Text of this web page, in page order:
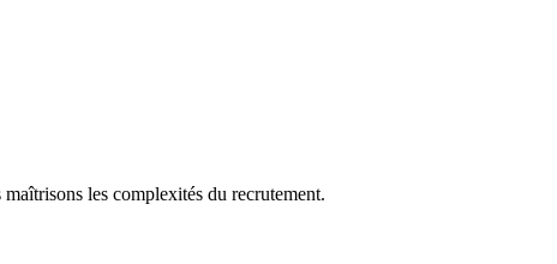
les complexités du recrutement.